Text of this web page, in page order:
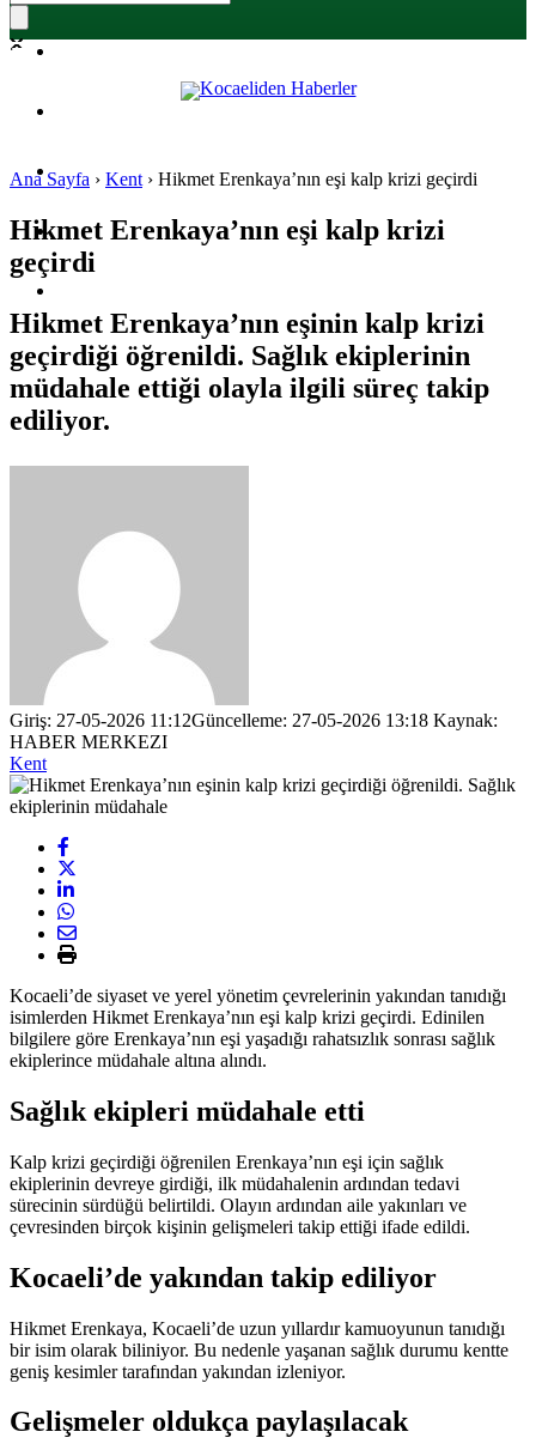
SPOR
MAGAZIN
Ana Sayfa › Kent › Hikmet Erenkaya’nın eşi kalp krizi geçirdi
Hikmet Erenkaya’nın eşi kalp krizi
geçirdi
Hikmet Erenkaya’nın eşinin kalp krizi
geçirdiği öğrenildi. Sağlık ekiplerinin
müdahale ettiği olayla ilgili süreç takip
ediliyor.
Giriş: 27-05-2026 11:12Güncelleme: 27-05-2026 13:18 Kaynak:
HABER MERKEZI
Kent
Kocaeli’de siyaset ve yerel yönetim çevrelerinin yakından tanıdığı
isimlerden Hikmet Erenkaya’nın eşi kalp krizi geçirdi. Edinilen
bilgilere göre Erenkaya’nın eşi yaşadığı rahatsızlık sonrası sağlık
ekiplerince müdahale altına alındı.
Sağlık ekipleri müdahale etti
Kalp krizi geçirdiği öğrenilen Erenkaya’nın eşi için sağlık
ekiplerinin devreye girdiği, ilk müdahalenin ardından tedavi
sürecinin sürdüğü belirtildi. Olayın ardından aile yakınları ve
çevresinden birçok kişinin gelişmeleri takip ettiği ifade edildi.
Kocaeli’de yakından takip ediliyor
Hikmet Erenkaya, Kocaeli’de uzun yıllardır kamuoyunun tanıdığı
bir isim olarak biliniyor. Bu nedenle yaşanan sağlık durumu kentte
geniş kesimler tarafından yakından izleniyor.
Gelişmeler oldukça paylaşılacak